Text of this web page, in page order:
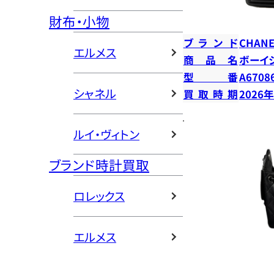
財布・小物
エルメス
シャネル
ルイ・ヴィトン
ブランド時計買取
ロレックス
エルメス
ブランド
商品名ボーイ
型番
買取時期2026